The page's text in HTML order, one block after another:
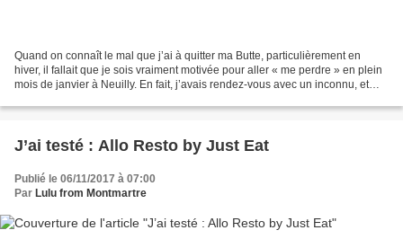
Quand on connaît le mal que j’ai à quitter ma Butte, particulièrement en
hiver, il fallait que je sois vraiment motivée pour aller « me perdre » en plein
mois de janvier à Neuilly. En fait, j’avais rendez-vous avec un inconnu, et
J’ai testé : Allo Resto by Just Eat
Publié le 06/11/2017 à 07:00
Par Lulu from Montmartre